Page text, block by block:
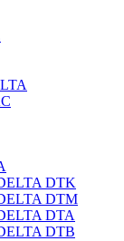
DTK
DTM
DTA
DTB